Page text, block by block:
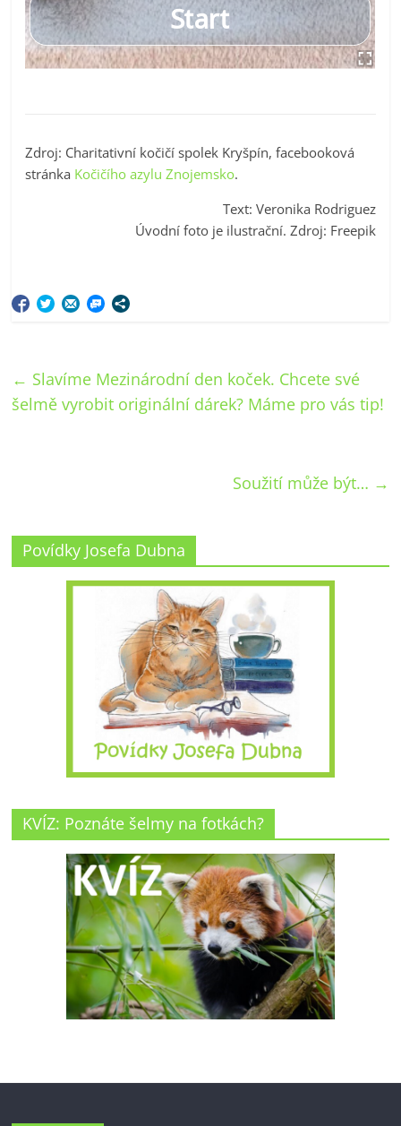
Zdroj: Charitativní kočičí spolek Kryšpín, facebooková
stránka Kočičího azylu Znojemsko.
Text: Veronika Rodriguez
Úvodní foto je ilustrační. Zdroj: Freepik
← Slavíme Mezinárodní den koček. Chcete své
šelmě vyrobit originální dárek? Máme pro vás tip!
Soužití může být… →
Povídky Josefa Dubna
KVÍZ: Poznáte šelmy na fotkách?